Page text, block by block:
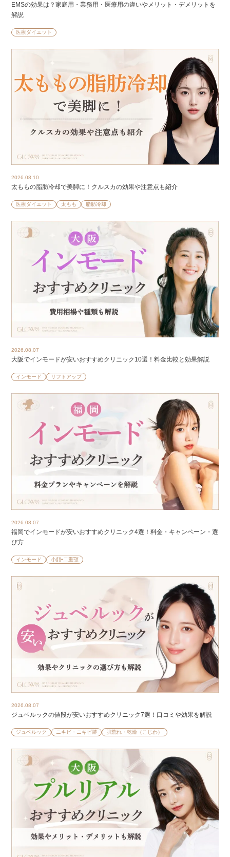
EMSの効果は？家庭用・業務用・医療用の違いやメリット・デメリットを
解説
医療ダイエット
2026.08.10
太ももの脂肪冷却で美脚に！クルスカの効果や注意点も紹介
医療ダイエット 太もも 脂肪冷却
2026.08.07
大阪でインモードが安いおすすめクリニック10選！料金比較と効果解説
インモード リフトアップ
2026.08.07
福岡でインモードが安いおすすめクリニック4選！料金・キャンペーン・選
び方
インモード 小顔•二重顎
2026.08.07
ジュベルックの値段が安いおすすめクリニック7選！口コミや効果を解説
ジュベルック ニキビ・ニキビ跡 肌荒れ・乾燥（こじわ）